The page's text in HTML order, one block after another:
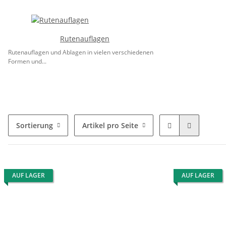
Rutenauflagen
Rutenauflagen und Ablagen in vielen verschiedenen
Formen und...
Sortierung Artikel pro Seite
AUF LAGER AUF LAGER